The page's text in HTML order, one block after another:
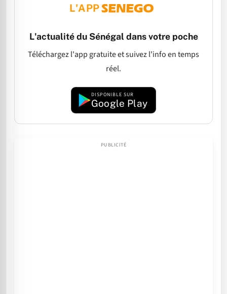
L'APP
L'actualité du Sénégal dans votre poche
Téléchargez l'app gratuite et suivez l'info en temps
réel.
DISPONIBLE SUR
Google Play